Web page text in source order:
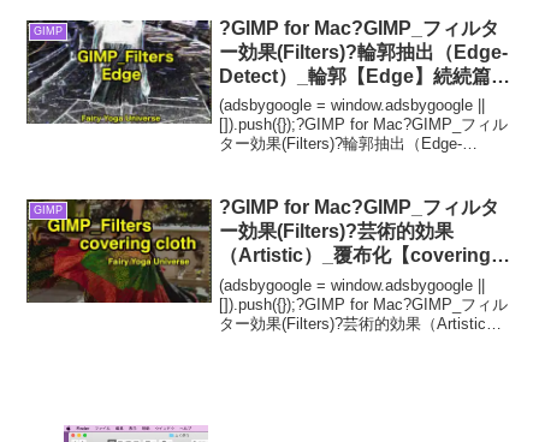
GIMP
?GIMP for Mac?GIMP_フィルタ
ー効果(Filters)?輪郭抽出（Edge-
Detect）_輪郭【Edge】続続篇
Prewitt compass【プレウィット
コンパス】?WordPressなど画像
編集におすすめ
(adsbygoogle = window.adsbygoogle ||
[]).push({});?GIMP for Mac?GIMP_フィル
ター効果(Filters)?輪郭抽出（Edge-
GIMP
?GIMP for Mac?GIMP_フィルタ
ー効果(Filters)?芸術的効果
（Artistic）_覆布化【covering-
cloth】default?
(adsbygoogle = window.adsbygoogle ||
[]).push({});?GIMP for Mac?GIMP_フィル
ター効果(Filters)?芸術的効果（Artistic）_